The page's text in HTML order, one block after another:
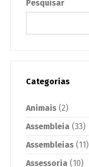
Pesquisar
Categorias
Animais (2)
Assembleia (33)
Assembleias (11)
Assessoria (10)